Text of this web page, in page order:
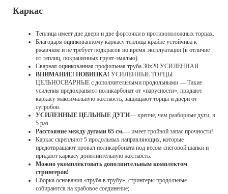
Каркас
Теплица имеет две двери и две форточки в противоположных торцах.
Благодаря оцинкованному каркасу теплица крайне устойчива к
ржавчине и не требует подкрасов во время эксплуатации (в отличие
от теплиц, покрашенных грунт-эмалью).
Сварная оцинкованная профильная труба 30х20 УСИЛЕННАЯ.
ВНИМАНИЕ! НОВИНКА! УСИЛЕННЫЕ ТОРЦЫ
ЦЕЛЬНОСВАРНЫЕ с дополнительными продольными — Такие
усиления предохраняют поликарбонат от «парусности», придают
каркасу максимальную жесткость, защищают торцы и двери от
сугробов.
УСИЛЕННЫЕ ЦЕЛЬНЫЕ ДУГИ— крепче, чем разборные дуги, в
5 раз.
Расстояние между дугами 65 см.— имеет тройной запас прочности!
Каркас скрепляют 5 продольных направляющих, которые
предотвращают провал поликарбоната под весом снеговой шапки и
придают каркасу дополнительную жесткость.
Можно укомплектовать дополнительным комплектом
стрингеров!
Сборка основания «труба в трубу», стрингеры продольные
собираются на крабовое соединение;